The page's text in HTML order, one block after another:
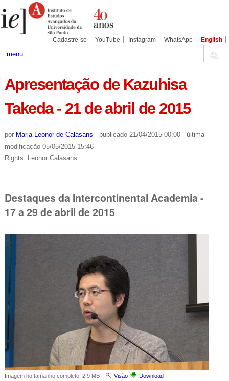
para
conteúdo.
Pessoais
Cadastre-se YouTube Instagram WhatsApp English
menu
Apresentação de Kazuhisa
Takeda - 21 de abril de 2015
por Maria Leonor de Calasans - publicado21/04/2015 00:00 - última
modificação05/05/2015 15:46
Rights: Leonor Calasans
Destaques da Intercontinental Academia -
17 a 29 de abril de 2015
Imagem no tamanho completo: 2.9 MB| Visão Download